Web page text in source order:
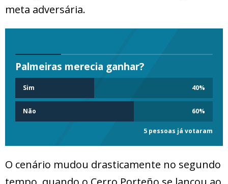
meta adversária.
Palmeiras merecia ganhar?
Sim 40%
Não 60%
5 pessoas já votaram
O cenário mudou drasticamente no segundo